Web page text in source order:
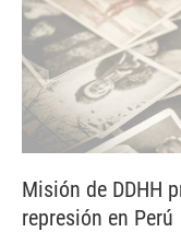
Misión de DDHH
represión en Perú